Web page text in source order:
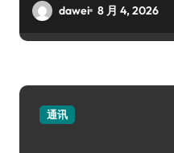
dawei 8 月 4, 2026
通讯